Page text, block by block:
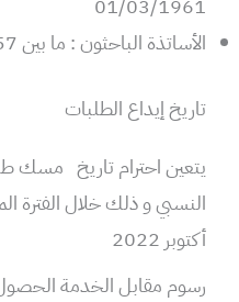
01/03/1961
الأساتذة الباحثون : ما بين 02/09/1957 و 31/08/1958
تاريخ إيداع الطلبات
يتعين احترام تاريخ مسك
أكتوبر 2022
رسوم مقابل الخدمة